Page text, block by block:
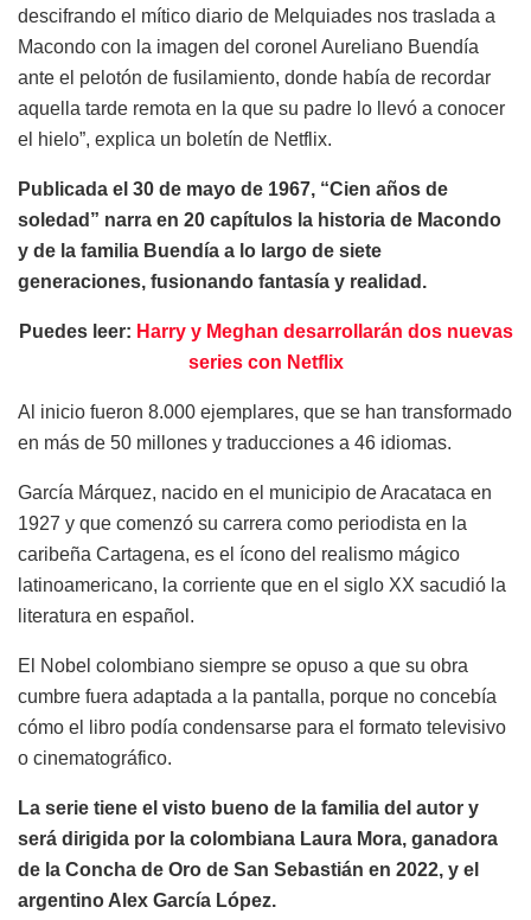
descifrando el mítico diario de Melquiades nos traslada a
Macondo con la imagen del coronel Aureliano Buendía
ante el pelotón de fusilamiento, donde había de recordar
aquella tarde remota en la que su padre lo llevó a conocer
el hielo”, explica un boletín de Netflix.
Publicada el 30 de mayo de 1967, “Cien años de
soledad” narra en 20 capítulos la historia de Macondo
y de la familia Buendía a lo largo de siete
generaciones, fusionando fantasía y realidad.
Puedes leer: Harry y Meghan desarrollarán dos nuevas
series con Netflix
Al inicio fueron 8.000 ejemplares, que se han transformado
en más de 50 millones y traducciones a 46 idiomas.
García Márquez, nacido en el municipio de Aracataca en
1927 y que comenzó su carrera como periodista en la
caribeña Cartagena, es el ícono del realismo mágico
latinoamericano, la corriente que en el siglo XX sacudió la
literatura en español.
El Nobel colombiano siempre se opuso a que su obra
cumbre fuera adaptada a la pantalla, porque no concebía
cómo el libro podía condensarse para el formato televisivo
o cinematográfico.
La serie tiene el visto bueno de la familia del autor y
será dirigida por la colombiana Laura Mora, ganadora
de la Concha de Oro de San Sebastián en 2022, y el
argentino Alex García López.